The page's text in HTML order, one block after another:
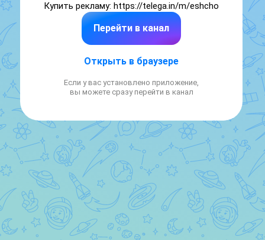
Купить рекламу: https://telega.in/m/eshcho
Перейти в канал
Открыть в браузере
Если у вас установлено приложение,
вы можете сразу перейти в канал